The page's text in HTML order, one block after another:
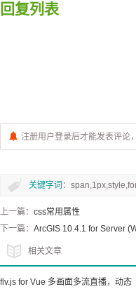
回复列表
注册用户登录后才能发表评论
关键字词 ：
上一篇： css常用属性
下一篇： ArcGIS 10.4.1 for Server
相关文章
flv.js for Vue 多画面多流直播，动态